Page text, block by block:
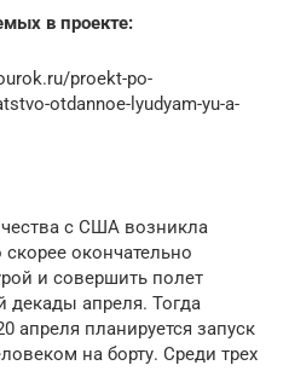
в проекте:
proekt-po-
otdannoe-lyudyam-yu-a-
с США возникла
окончательно
и совершить полет
декады апреля. Тогда
апреля планируется запуск
на борту. Среди трех